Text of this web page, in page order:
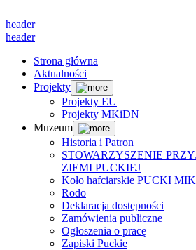
header
header
Strona główna
Aktualności
Projekty
Projekty EU
Projekty MKiDN
Muzeum
Historia i Patron
STOWARZYSZENIE
ZIEMI PUCKIEJ
Koło hafciarskie PUCKI
Rodo
Deklaracja dostępności
Zamówienia publiczne
Ogłoszenia o pracę
Zapiski Puckie